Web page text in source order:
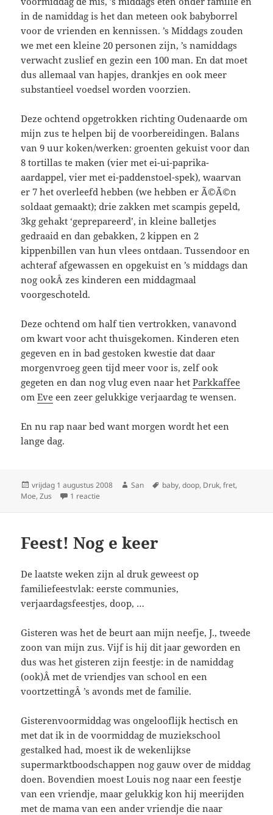
in de namiddag is het dan meteen ook babyborrel
voor de vrienden en kennissen. ’s Middags zouden
we met een kleine 20 personen zijn, ’s namiddags
verwacht zuslief en gezin een 100 man. En dat moet
dus allemaal van hapjes, drankjes en ook meer
substantieel voedsel worden voorzien.
Deze ochtend opgetrokken richting Oudenaarde om
mijn zus te helpen bij de voorbereidingen. Balans
van 9 uur koken/werken: groenten gekuist voor dan
8 tortillas te maken (vier met ei-ui-paprika-
aardappel, vier met ei-paddenstoel-spek), waarvan
er 7 het overleefd hebben (we hebben er Ã©Ã©n
soldaat gemaakt); drie zakken met scampis gepeld,
3kg gehakt ‘geprepareerd’, in kleine balletjes
gedraaid en dan gebakken, 2 kippen en 2
kippenbillen van hun vlees ontdaan. Tussendoor en
achteraf afgewassen en opgekuist en ’s middags dan
nog ookÂ zes kinderen een middagmaal
voorgeschoteld.
Deze ochtend om half tien vertrokken, vanavond
om kwart voor acht thuisgekomen. Kinderen eten
gegeven en in bad gestoken kwestie dat daar
morgenvroeg geen tijd meer voor is, zelf ook
gegeten en dan nog vlug even naar hetParkkaffee
omEve een zeer gelukkige verjaardag te wensen.
En nu rap naar bed want morgen wordt het een
lange dag.
Geplaatst
op
vrijdag 1 augustus 2008 Auteur
San Tags
baby,doop, Druk,fret,
Moe,Zus 1 reactie
Feest! Nog e keer
De laatste weken zijn al druk geweest op
familiefeestvlak: eerste communies,
verjaardagsfeestjes, doop, …
Gisteren was het de beurt aan mijn neefje, J., tweede
zoon van mijn zus. Vijf is hij dit jaar geworden en
dus was het gisteren zijn feestje: in de namiddag
(ook)Â met de vriendjes van school en een
voortzettingÂ ’s avonds met de familie.
Gisterenvoormiddag was ongelooflijk hectisch en
met dat ik in de voormiddag de muziekschool
gestalked had, moest ik de wekenlijkse
supermarktboodschappen nog gauw over de middag
doen. Bovendien moest Louis nog naar een feestje
van een vriendje, maar gelukkig kon hij meerijden
met de mama van een ander vriendje die naar